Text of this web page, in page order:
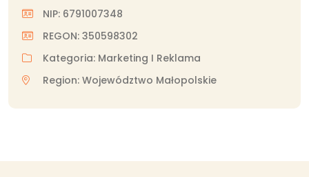
NIP: 6791007348
REGON: 350598302
Kategoria: Marketing I Reklama
Region: Województwo Małopolskie